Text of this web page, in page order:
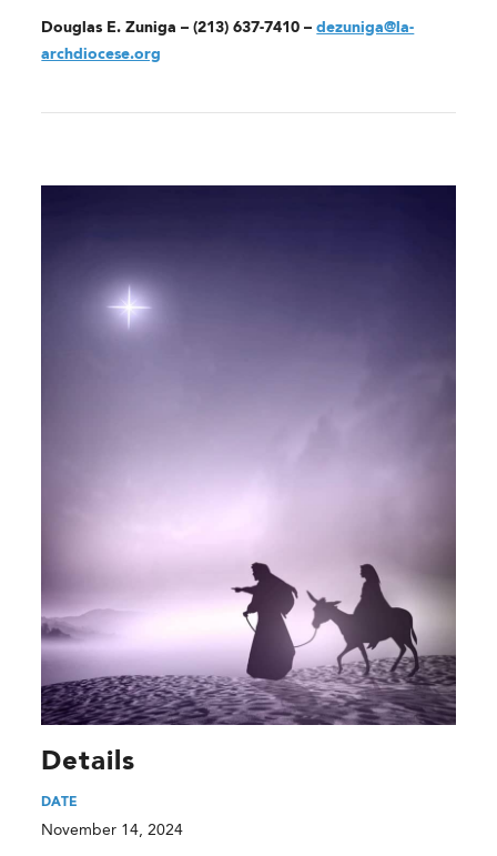
Douglas E. Zuniga – (213) 637-7410 –dezuniga@la-
archdiocese.org
Details
DATE
November 14, 2024